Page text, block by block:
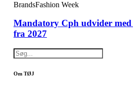
BrandsFashion Week
Mandatory Cph udvider
fra 2027
Om TØJ